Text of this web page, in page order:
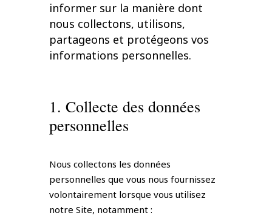
informer sur la manière dont
nous collectons, utilisons,
partageons et protégeons vos
informations personnelles.
1. Collecte des données
personnelles
Nous collectons les données
personnelles que vous nous fournissez
volontairement lorsque vous utilisez
notre Site, notamment :